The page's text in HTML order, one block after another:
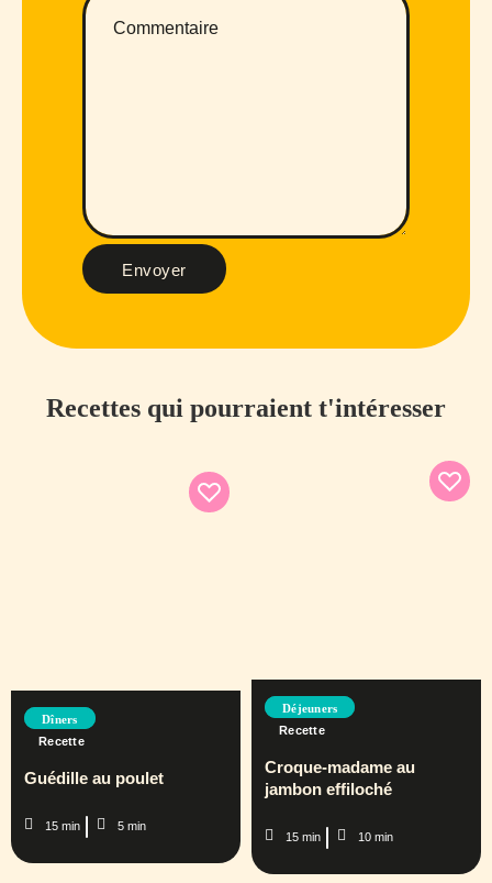
Envoyer
Recettes qui pourraient t'intéresser
Dîners
Recette
Guédille au poulet
15 min 5 min
Déjeuners
Recette
Croque-madame au
jambon effiloché
15 min 10 min